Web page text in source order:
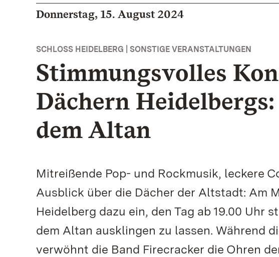
Donnerstag, 15. August 2024
SCHLOSS HEIDELBERG | SONSTIGE VERANSTALTUNGEN
Stimmungsvolles
Dächern
dem Altan
Mitreißende Pop- und Rockmusik, leckere
Ausblick über die Dächer der Altstadt: Am
Heidelberg dazu ein, den Tag ab 19.00 Uhr
dem Altan ausklingen zu lassen. Während
verwöhnt die Band Firecracker die Ohren